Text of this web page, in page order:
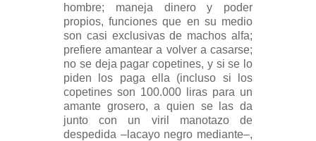
hombre; maneja dinero y poder
propios, funciones que en su medio
son casi exclusivas de machos alfa;
prefiere amantear a volver a casarse;
no se deja pagar copetines, y si se lo
piden los paga ella (incluso si los
copetines son 100.000 liras para un
amante grosero, a quien se las da
junto con un viril manotazo de
despedida –lacayo negro mediante–,